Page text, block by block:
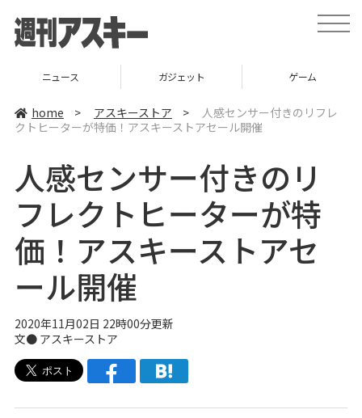
t
o
v
ニュース ガジェット ゲーム
home > アスキーストア >
人感センサー付きのリフレ
クトヒーターが特価！アスキーストアセール開催
人感センサー付きのリ
フレクトヒーターが特
価！アスキーストアセ
ール開催
2020年11月02日 22時00分更新
文● アスキーストア